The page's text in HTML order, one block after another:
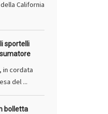
California
sportelli
in cordata
del ...
bolletta